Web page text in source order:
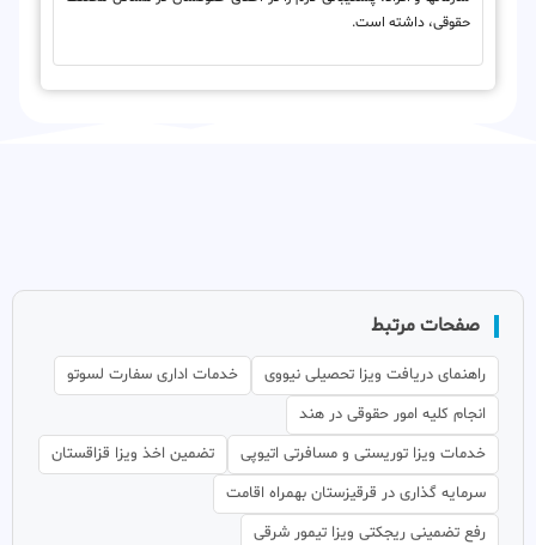
حقوقی، داشته است.
صفحات مرتبط
راهنمای دریافت ویزا تحصیلی نیووی
خدمات اداری سفارت لسوتو
انجام کلیه امور حقوقی در هند
خدمات ویزا توریستی و مسافرتی اتیوپی
تضمین اخذ ویزا قزاقستان
سرمایه گذاری در قرقیزستان بهمراه اقامت
رفع تضمینی ریجکتی ویزا تیمور شرقی